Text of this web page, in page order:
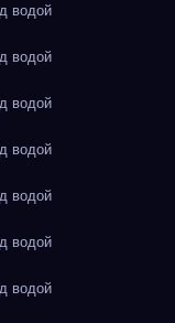
водой
водой
водой
водой
водой
водой
водой